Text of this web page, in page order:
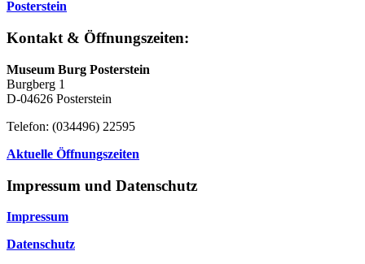
Kontakt & Öffnungszeiten:
Museum Burg Posterstein
Burgberg 1
D-04626 Posterstein
Telefon: (034496) 22595
Aktuelle Öffnungszeiten
Impressum und Datenschutz
Impressum
Datenschutz